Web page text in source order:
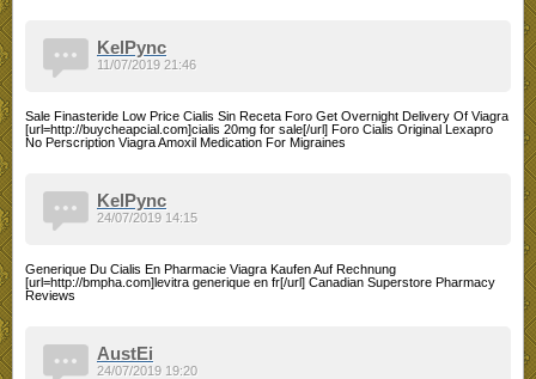
KelPync
Sale Finasteride Low Price Cialis Sin Receta Foro Get Overnight Delivery Of Viagra
[url=http://buycheapcial.com]cialis 20mg for sale[/url] Foro Cialis Original Lexapro
No Perscription Viagra Amoxil Medication For Migraines
11/07/2019 21:46
KelPync
Generique Du Cialis En Pharmacie Viagra Kaufen Auf Rechnung
[url=http://bmpha.com]levitra generique en fr[/url] Canadian Superstore Pharmacy
Reviews
24/07/2019 14:15
AustEi
24/07/2019 19:20